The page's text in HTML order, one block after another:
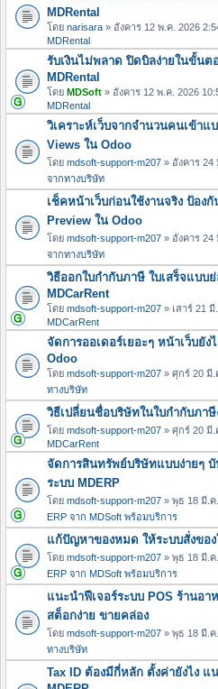
MDRental
โดย narisara » อังคาร 12 พ.ค. 2026
MDRental
รับเงินไม่พลาด ปิดบิลง่ายในขั้นต
MDRental
โดย MDSoft » อังคาร 12 พ.ค. 2026
MDRental
วิเคราะห์เว็บจากจำนวนคนเข้าแ
Views ใน Odoo
โดย mdsoft-support-m207 » อังคาร 24
จากทางบริษัท
เช็คหน้าเว็บก่อนใช้งานจริง ป้อง
Preview ใน Odoo
โดย mdsoft-support-m207 » อังคาร 24
จากทางบริษัท
วิธีออกใบกำกับภาษี ใบเสร็จแบบ
MDCarRent
โดย mdsoft-support-m207 » เสาร์ 21
MDCarRent
จัดการออเดอร์เยอะๆ หน้าเว็บยั
Odoo
โดย mdsoft-support-m207 » ศุกร์ 20 มี.
ทางบริษัท
วิธีเปลี่ยนชื่อบริษัทในใบกำกับภาษี
โดย mdsoft-support-m207 » ศุกร์ 20 มี.
MDCarRent
จัดการสินทรัพย์บริษัทแบบง่ายๆ
ระบบ MDERP
โดย mdsoft-support-m207 » พุธ 18 มี.ค
ERP จาก MDSoft พร้อมบริการ
แก้ปัญหาของหมด ให้ระบบสั่งขอ
โดย mdsoft-support-m207 » พุธ 18 มี.ค
ERP จาก MDSoft พร้อมบริการ
แนะนำฟีเจอร์ระบบ POS ร้านอา
สต็อกง่าย ขายคล่อง
โดย mdsoft-support-m207 » พุธ 18 มี.ค
ทางบริษัท
Tax ID ต้องมีกี่หลัก ตั้งค่ายังไง แ